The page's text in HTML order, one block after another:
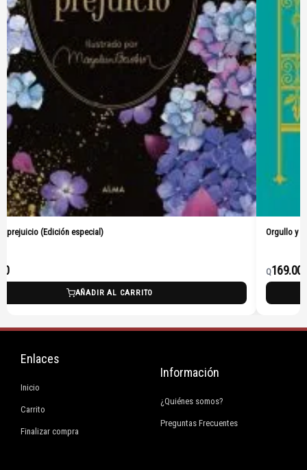
prejuicio (Edición especial)
AÑADIR AL CARRITO
Orgullo y
Q169.00
Enlaces
Inicio
Carrito
Finalizar compra
Información
¿Quiénes somos?
Preguntas Frecuentes